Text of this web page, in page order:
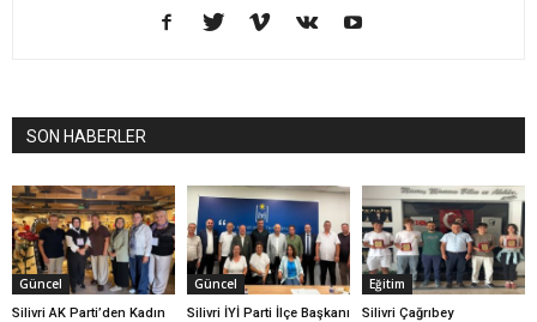
SON HABERLER
Güncel
Silivri AK Parti’den Kadın
Güncel
Silivri İYİ Parti İlçe Başkanı
Eğitim
Silivri Çağrıbey